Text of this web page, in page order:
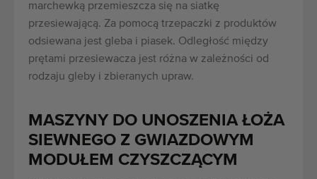
marchewką przemieszcza się na siatkę
przesiewającą. Za pomocą trzepaczki z produktów
odsiewana jest gleba i piasek. Odległość między
prętami przesiewacza jest różna w zależności od
rodzaju gleby i zbieranych upraw.
MASZYNY DO UNOSZENIA ŁOŻA
SIEWNEGO Z GWIAZDOWYM
MODUŁEM CZYSZCZĄCYM